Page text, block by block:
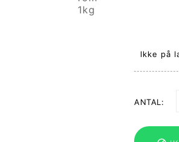
Ikke på
ANTAL: